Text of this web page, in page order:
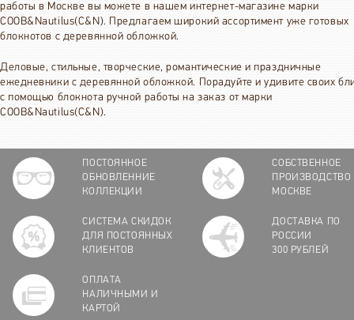
работы в Москве вы можете в нашем интернет-магазине марки
COOB&Nautilus(C&N). Предлагаем широкий ассортимент уже готовых
блокнотов с деревянной обложкой.
Деловые, стильные, творческие, романтические и праздничные
ежедневники с деревянной обложкой. Порадуйте и удивите своих
с помощью блокнота ручной работы на заказ от марки
COOB&Nautilus(C&N).
ПОСТОЯННОЕ
ОБНОВЛЕННИЕ
КОЛЛЕКЦИИ
СОБСТВЕННОЕ
ПРОИЗВОДСТВО
МОСКВЕ
СИСТЕМА СКИДОК
ДЛЯ ПОСТОЯННЫХ
КЛИЕНТОВ
ДОСТАВКА ПО
РОССИИ
300 РУБЛЕЙ
ОПЛАТА
НАЛИЧНЫМИ И
КАРТОЙ